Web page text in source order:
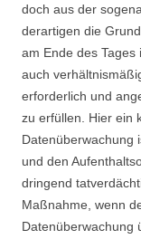
doch aus der
derartigen die
am Ende des
auch
erforderlich und
zu erfüllen. Hier ein
Datenüberwachung
und den
dringend
Maßnahme, wenn
Datenüberwachung